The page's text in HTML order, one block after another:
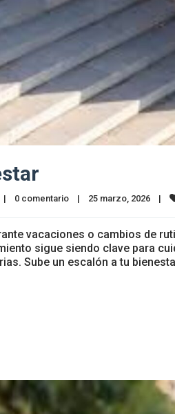
| 0 comentario | 25 marzo, 2026 |
vacaciones o cambios de
sigue siendo clave para
Sube un escalón a tu